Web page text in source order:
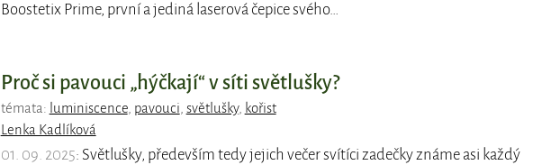
Boostetix Prime, první a jediná laserová čepice svého…
Proč si pavouci „hýčkají“ v síti světlušky?
témata: luminiscence, pavouci světlušky, kořist
Lenka Kadlíková
01. 09. 2025: Světlušky, především tedy jejich večer svítíci zadečky známe asi každý